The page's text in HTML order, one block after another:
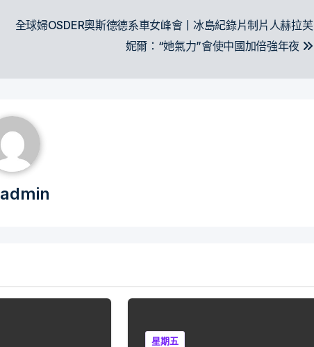
全球婦OSDER奧斯德德系車女峰會丨冰島紀錄片制片人赫拉芙
妮爾：“她氣力”會使中國加倍強年夜
admin
星期五